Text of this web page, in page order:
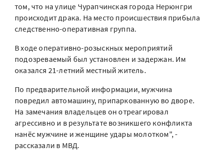
том, что на улице Чурапчинская города Нерюнгри
происходит драка. На место происшествия прибыла
следственно-оперативная группа.
В ходе оперативно-розыскных мероприятий
подозреваемый был установлен и задержан. Им
оказался 21-летний местный житель.
По предварительной информации, мужчина
повредил автомашину, припаркованную во дворе.
На замечания владельцев он отреагировал
агрессивно и в результате возникшего конфликта
нанёс мужчине и женщине удары молотком", -
рассказали в МВД.